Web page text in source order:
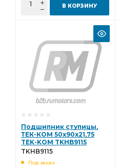
В КОРЗИНУ
Подшипник ступицы,
ТЕК-КОМ 50х90х21,75
TEK-KOM TKHB9115
TKHB9115
TKHB9115
Под заказ